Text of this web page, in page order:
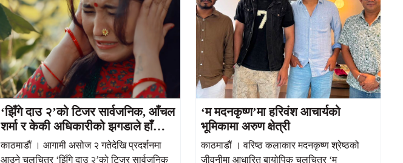
‘झिँगे दाउ २’को टिजर सार्वजनिक, आँचल
शर्मा र केकी अधिकारीको झगडाले हाँसो र
भावनाको मिश्रण
काठमाडौं । आगामी असोज २ गतेदेखि प्रदर्शनमा
आउने चलचित्र ‘झिँगे दाउ २’को टिजर सार्वजनिक
‘म मदनकृष्ण’मा हरिवंश आचार्यको
भूमिकामा अरुण क्षेत्री
काठमाडौं । वरिष्ठ कलाकार मदनकृष्ण श्रेष्ठको
जीवनीमा आधारित बायोपिक चलचित्र ‘म